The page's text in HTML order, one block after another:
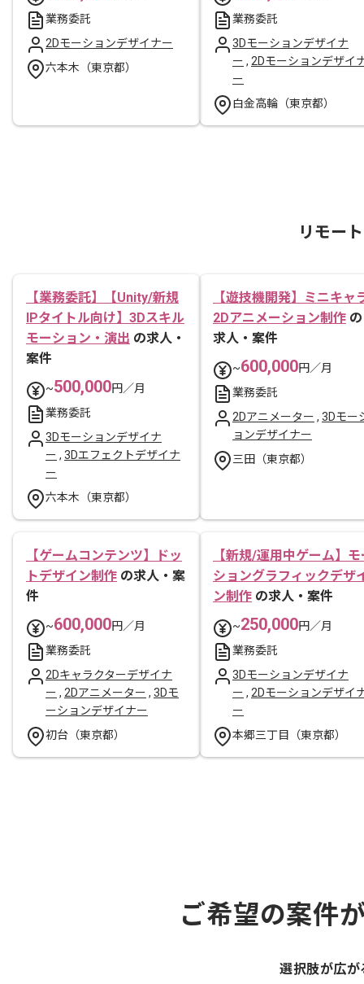
業務委託
2Dモーションデザイナー
六本木（東京都）
業務委託
3Dモーションデザイナ
ー , 2Dモーションデザイ
ー
白金高輪（東京都）
リモー
【業務委託】【Unity/新規
IPタイトル向け】3Dスキル
モーション・演出 の求人・
案件
~500,000円／月
業務委託
3Dモーションデザイナ
ー , 3Dエフェクトデザイナ
ー
六本木（東京都）
【遊技機開発】ミニキャ
2Dアニメーション制作 の
求人・案件
~600,000円／月
業務委託
2Dアニメーター , 3Dモー
ョンデザイナー
三田（東京都）
【ゲームコンテンツ】ドッ
トデザイン制作 の求人・案
件
~600,000円／月
業務委託
2Dキャラクターデザイナ
ー , 2Dアニメーター , 3Dモ
ーションデザイナー
初台（東京都）
【新規/運用中ゲーム】モ
ショングラフィックデザ
ン制作 の求人・案件
~250,000円／月
業務委託
3Dモーションデザイナ
ー , 2Dモーションデザイ
ー
本郷三丁目（東京都）
ご希望の案件
選択肢が広が